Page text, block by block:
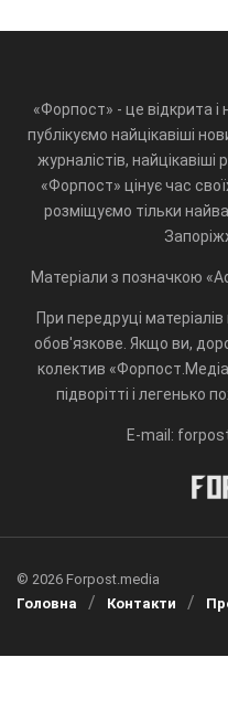
«Форпост» - це відкрита
публікуємо найцікавіші
журналістів, найцікавіші
«Форпост» цінує час
розміщуємо тільки
Матеріали з позначкою
При передруці
обов'язкове. Якщо ви,
колектив
підворітті і легенько
E-mail:
© 2026 Forpost.media
Головна
Контакти